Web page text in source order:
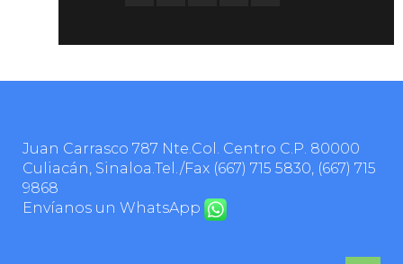
Juan Carrasco 787 Nte.Col. Centro C.P. 80000
Culiacán, Sinaloa.Tel./Fax (667) 715 5830 (667) 715
9868
Envíanos un WhatsApp